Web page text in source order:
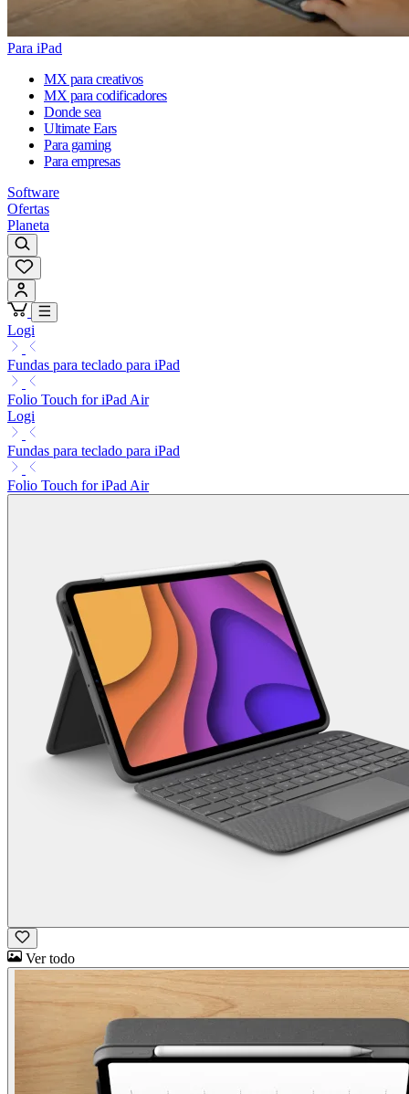
Para iPad
MX para creativos
MX para codificadores
Donde sea
Ultimate Ears
Para gaming
Para empresas
Software
Ofertas
Planeta
Logi
Fundas para teclado para iPad
Folio Touch for iPad Air
Logi
Fundas para teclado para iPad
Folio Touch for iPad Air
Ver todo